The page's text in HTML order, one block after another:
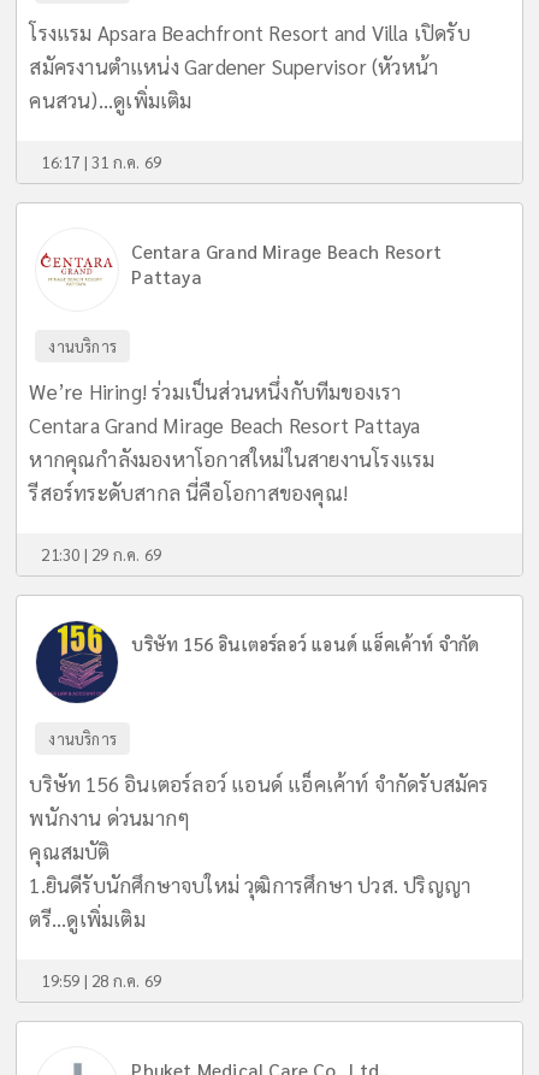
โรงแรม Apsara Beachfront Resort and Villa เปิดรับ
สมัครงานตำแหน่ง Gardener Supervisor (หัวหน้า
คนสวน)...ดูเพิ่มเติม
16:17 | 31 ก.ค. 69
Centara Grand Mirage Beach Resort
Pattaya
งานบริการ
We’re Hiring! ร่วมเป็นส่วนหนึ่งกับทีมของเรา
Centara Grand Mirage Beach Resort Pattaya
หากคุณกำลังมองหาโอกาสใหม่ในสายงานโรงแรม
รีสอร์ทระดับสากล นี่คือโอกาสของคุณ!
21:30 | 29 ก.ค. 69
บริษัท 156 อินเตอร์ลอว์ แอนด์ แอ็คเค้าท์ จำกัด
งานบริการ
บริษัท 156 อินเตอร์ลอว์ แอนด์ แอ็คเค้าท์ จำกัดรับสมัคร
พนักงาน ด่วนมากๆ
คุณสมบัติ
1.ยินดีรับนักศึกษาจบใหม่ วุฒิการศึกษา ปวส. ปริญญา
ตรี...ดูเพิ่มเติม
19:59 | 28 ก.ค. 69